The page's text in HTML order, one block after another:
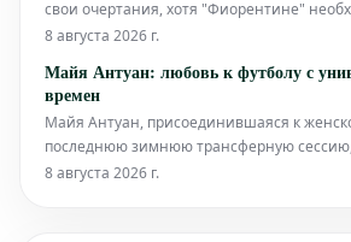
свои очертания, хотя "Фиорентине"
усилить эту линию, тем более если клуб
игроков, трансферные маневры, похоже,
учитывая ожидаемое прибытие Кристиа
8 августа 2026 г.
Майя Антуан: любовь к футболу с
времен
Майя Антуан, присоединившаяся к
последнюю зимнюю трансферную сессию,
важным игроком основного состава. В
8 августа 2026 г.